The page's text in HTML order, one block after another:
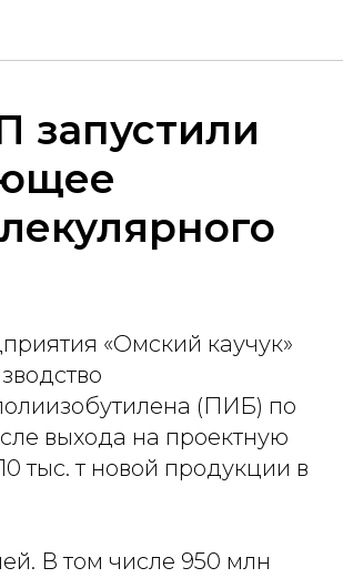
запустили
«Омский каучук»
(ПИБ) по
выхода на проектную
тыс. т новой продукции в
В том числе 950 млн